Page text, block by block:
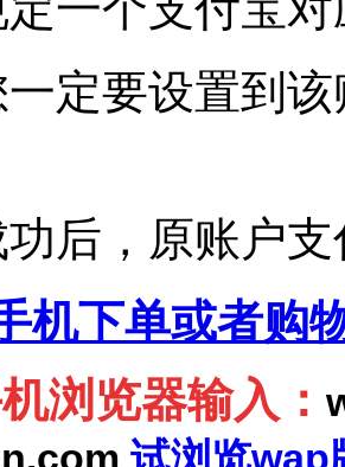
一定要设置到
后，原账户
机下单或者购
浏览器输入：
试浏览wap